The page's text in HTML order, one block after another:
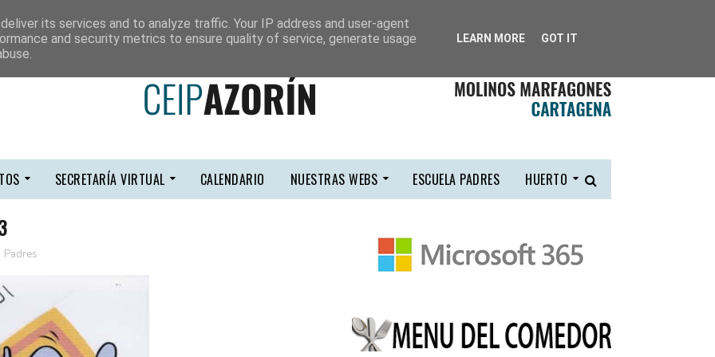
SECRETARÍA VIRTUAL CALENDARIO NUESTRAS WEBS ESCUELA PADRES HUERTO
Padres
its services and to analyze traffic. Your IP address and user-agent
and security metrics to ensure quality of service, generate usage
LEARN MORE GOT IT